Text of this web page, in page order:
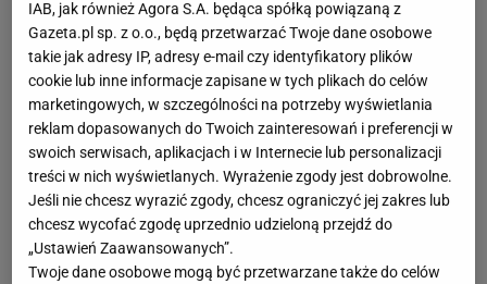
IAB, jak również Agora S.A. będąca spółką powiązaną z
Gazeta.pl sp. z o.o., będą przetwarzać Twoje dane osobowe
takie jak adresy IP, adresy e-mail czy identyfikatory plików
cookie lub inne informacje zapisane w tych plikach do celów
marketingowych, w szczególności na potrzeby wyświetlania
reklam dopasowanych do Twoich zainteresowań i preferencji w
swoich serwisach, aplikacjach i w Internecie lub personalizacji
treści w nich wyświetlanych. Wyrażenie zgody jest dobrowolne.
Jeśli nie chcesz wyrazić zgody, chcesz ograniczyć jej zakres lub
chcesz wycofać zgodę uprzednio udzieloną przejdź do
„Ustawień Zaawansowanych”.
Twoje dane osobowe mogą być przetwarzane także do celów